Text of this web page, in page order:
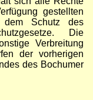
gestellten
dem Schutz des
Die
Verbreitung
der vorherigen
des Bochumer